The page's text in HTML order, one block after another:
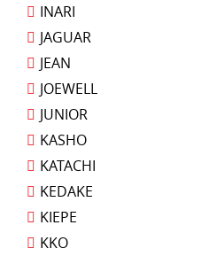
INARI
JAGUAR
JEAN
JOEWELL
JUNIOR
KASHO
KATACHI
KEDAKE
KIEPE
KKO